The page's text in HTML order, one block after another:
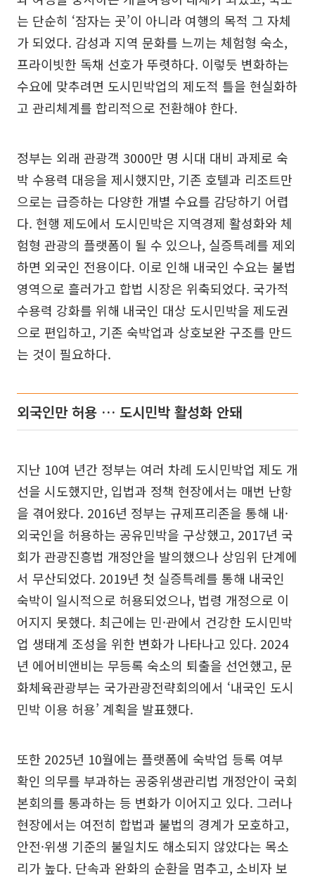
는 단순히 ‘잠자는 곳’이 아니라 여행의 목적 그 자체
가 되었다. 감성과 지역 문화를 느끼는 체험형 숙소,
프라이빗한 독채 선호가 뚜렷하다. 이렇듯 변화하는
수요에 맞추려면 도시민박업의 제도적 틀을 현실화하
고 관리체계를 합리적으로 전환해야 한다.
정부는 외래 관광객 3000만 명 시대 대비 과제로 숙
박 수용력 대응을 제시했지만, 기존 호텔과 리조트만
으로는 급증하는 다양한 개별 수요를 감당하기 어렵
다. 현행 제도에서 도시민박은 지역경제 활성화와 체
험형 관광의 플랫폼이 될 수 있으나, 실증특례를 제외
하면 외국인 전용이다. 이로 인해 내국인 수요는 불법
영역으로 흘러가고 합법 시장은 위축되었다. 국가적
수용력 강화를 위해 내국인 대상 도시민박을 제도권
으로 편입하고, 기존 숙박업과 상호보완 구조를 만드
는 것이 필요하다.
외국인만 허용 … 도시민박 활성화 안돼
지난 10여 년간 정부는 여러 차례 도시민박업 제도 개
선을 시도했지만, 입법과 정책 현장에서는 매번 난항
을 겪어왔다. 2016년 정부는 규제프리존을 통해 내·
외국인을 허용하는 공유민박을 구상했고, 2017년 국
회가 관광진흥법 개정안을 발의했으나 상임위 단계에
서 무산되었다. 2019년 첫 실증특례를 통해 내국인
숙박이 일시적으로 허용되었으나, 법령 개정으로 이
어지지 못했다. 최근에는 민·관에서 건강한 도시민박
업 생태계 조성을 위한 변화가 나타나고 있다. 2024
년 에어비앤비는 무등록 숙소의 퇴출을 선언했고, 문
화체육관광부는 국가관광전략회의에서 ‘내국인 도시
민박 이용 허용’ 계획을 발표했다.
또한 2025년 10월에는 플랫폼에 숙박업 등록 여부
확인 의무를 부과하는 공중위생관리법 개정안이 국회
본회의를 통과하는 등 변화가 이어지고 있다. 그러나
현장에서는 여전히 합법과 불법의 경계가 모호하고,
안전·위생 기준의 불일치도 해소되지 않았다는 목소
리가 높다. 단속과 완화의 순환을 멈추고, 소비자 보